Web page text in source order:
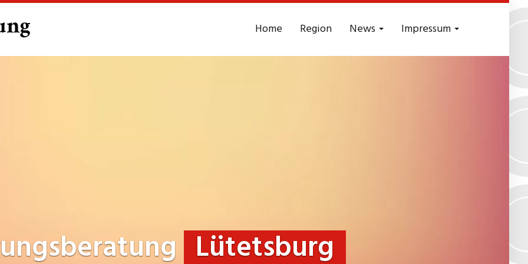
Home Region News Impressum
Lütetsburg